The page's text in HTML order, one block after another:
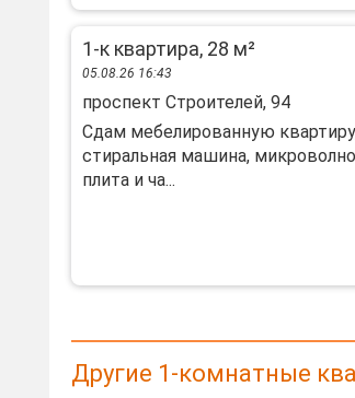
1-к квартира, 28 м²
05.08.26 16:43
проспект Строителей, 94
Сдам мебелированную
стиральная машина,
плита и ча...
Другие 1-комнатные